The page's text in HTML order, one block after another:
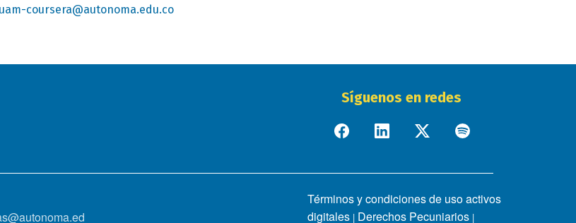
uam-coursera@autonoma.edu.co
Síguenos en redes
Términos y condiciones de uso activos
digitales | Derechos Pecuniarios |